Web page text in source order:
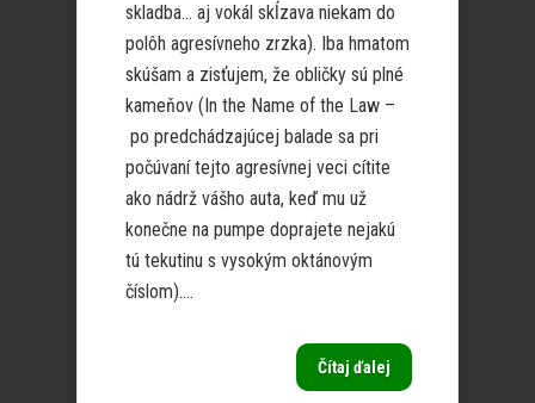
skladba… aj vokál skĺzava niekam do
polôh agresívneho zrzka). Iba hmatom
skúšam a zisťujem, že obličky sú plné
kameňov (In the Name of the Law –
po predchádzajúcej balade sa pri
počúvaní tejto agresívnej veci cítite
ako nádrž vášho auta, keď mu už
konečne na pumpe doprajete nejakú
tú tekutinu s vysokým oktánovým
číslom)....
Čítaj ďalej